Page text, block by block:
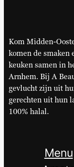
Kom Midden-
komen de smaken
keuken samen in
Arnhem. Bij A
gevlucht zijn uit
gerechten uit hun
100% halal.
Menu